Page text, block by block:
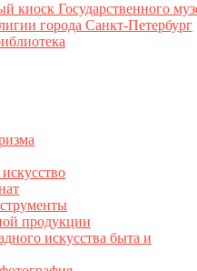
киоск Государственного
города Санкт-Петербург
продукции
искусства быта и